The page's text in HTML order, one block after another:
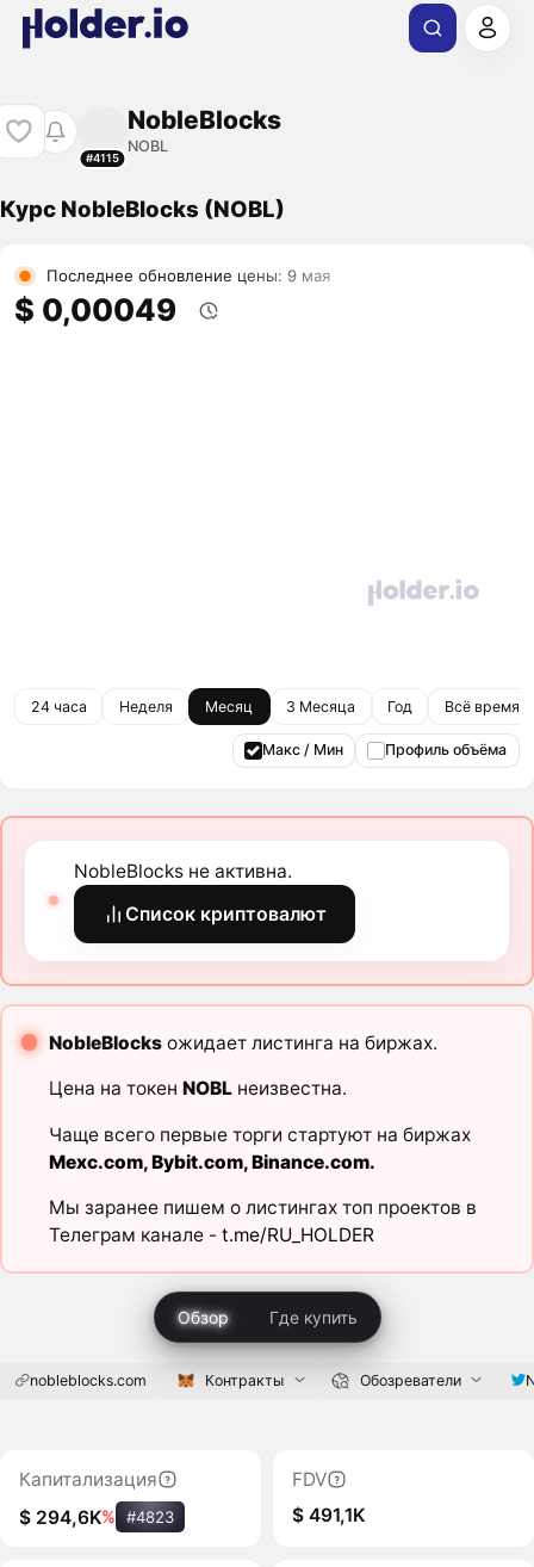
#4115
NobleBlocks
NOBL
Курс NobleBlocks (NOBL)
Последнее обновление цены: 9 мая
$ 0,00049
24 часа Неделя Месяц 3 Месяца Год Всё время
Макс / Мин Профиль объёма
NobleBlocks не активна.
Список криптовалют
NobleBlocksожидает листинга на биржах.
Цена на токен NOBLнеизвестна.
Чаще всего первые торги стартуют на биржах
Mexc.com,Bybit.com,Binance.com.
Мы заранее пишем о листингах топ проектов в
Телеграм канале - t.me/RU_HOLDER
Обзор Где купить
nobleblocks.com Контракты Обозреватели
Капитализация
$ 294,6K% #4823
FDV
$ 491,1K